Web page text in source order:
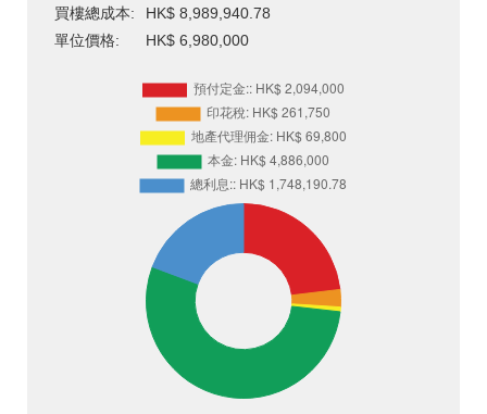
買樓總成本:
HK$ 8,989,940.78
單位價格:
HK$ 6,980,000